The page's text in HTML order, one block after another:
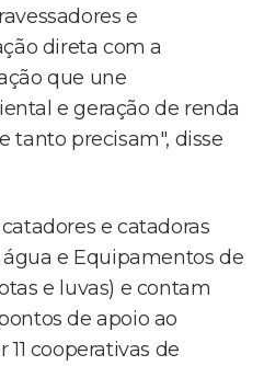
e
direta com a
que une
e geração de renda
tanto precisam", disse
e catadoras
e Equipamentos de
e luvas) e contam
de apoio ao
cooperativas de